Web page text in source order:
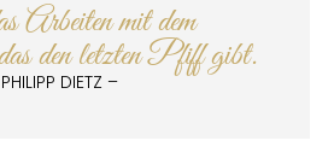
Arbeiten mit dem
den letzten Pfiff gibt.
DIETZ –